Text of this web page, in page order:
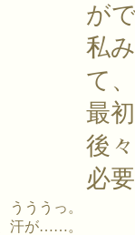
が
私
て、
最
後
必
うううっ。
汗が……。